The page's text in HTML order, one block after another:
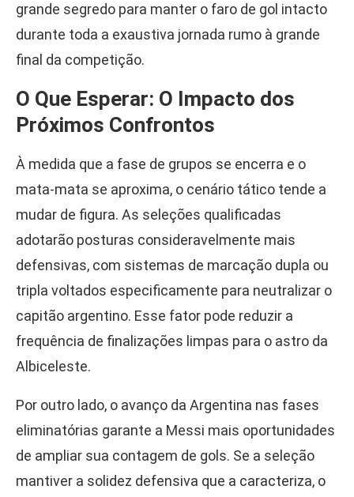
grande segredo para manter o faro de gol intacto
durante toda a exaustiva jornada rumo à grande
final da competição.
O Que Esperar: O Impacto dos
Próximos Confrontos
À medida que a fase de grupos se encerra e o
mata-mata se aproxima, o cenário tático tende a
mudar de figura. As seleções qualificadas
adotarão posturas consideravelmente mais
defensivas, com sistemas de marcação dupla ou
tripla voltados especificamente para neutralizar o
capitão argentino. Esse fator pode reduzir a
frequência de finalizações limpas para o astro da
Albiceleste.
Por outro lado, o avanço da Argentina nas fases
eliminatórias garante a Messi mais oportunidades
de ampliar sua contagem de gols. Se a seleção
mantiver a solidez defensiva que a caracteriza, o